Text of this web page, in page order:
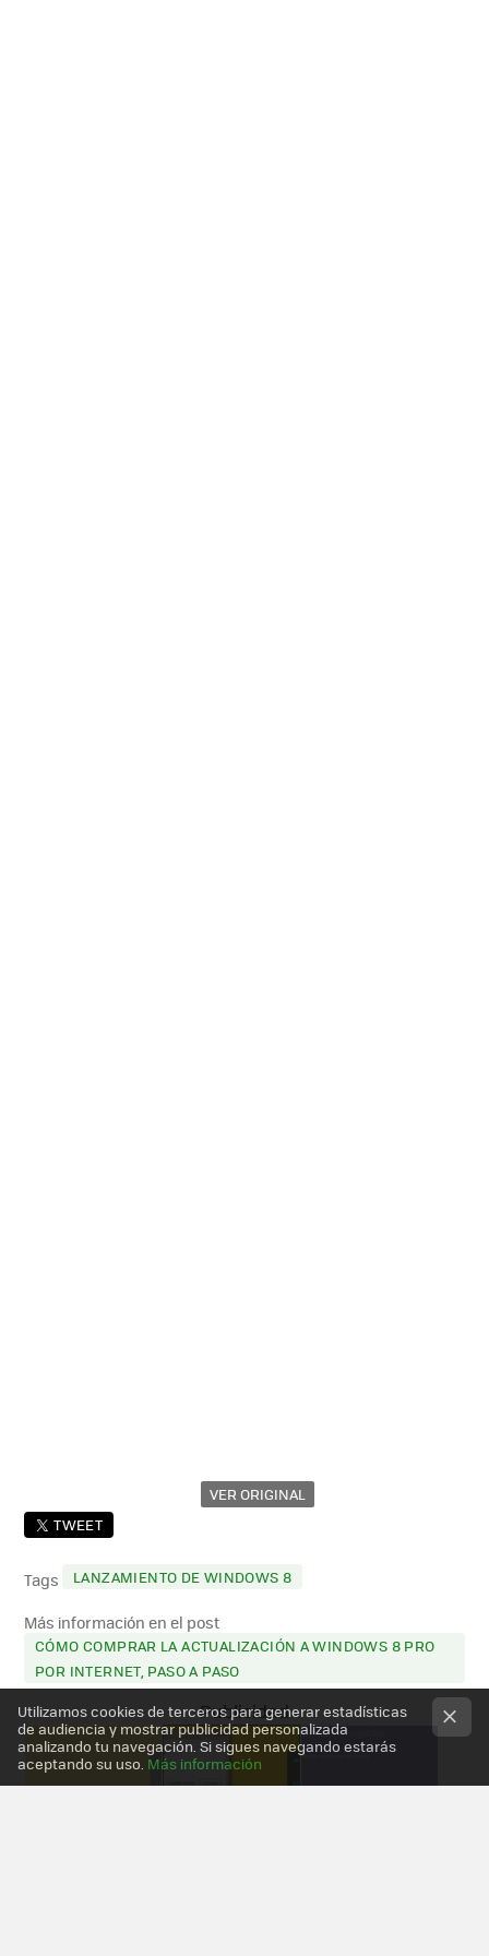
VER ORIGINAL
TWEET
Tags LANZAMIENTO DE WINDOWS 8
Más información en el post
CÓMO COMPRAR LA ACTUALIZACIÓN A WINDOWS 8 PRO
POR INTERNET, PASO A PASO
Utilizamos cookies de terceros para generar estadísticas
de audiencia y mostrar publicidad personalizada
analizando tu navegación. Si sigues navegando estarás
aceptando su uso. Más información